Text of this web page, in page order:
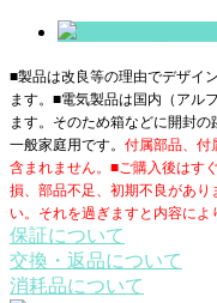
■製品は改良等の理由でデザイ
ます。■電気製品は国内（アル
ます。そのため箱などに開封
一般家庭用です。 付属部品、付
含まれません。■ご購入後はす
損、部品不足、初期不良があり
い。それを過ぎますと内容によ
保証について
交換・返品について
消耗品について